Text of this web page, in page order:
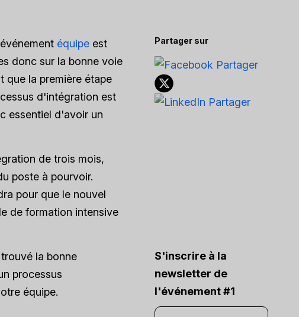
équipe est
donc sur la bonne voie
que la première étape
d'intégration est
essentiel d'avoir un
de trois mois,
poste à pourvoir.
pour que le nouvel
de formation intensive
la bonne
processus
équipe.
Partager sur
S'inscrire à la
newsletter de
l'événement #1